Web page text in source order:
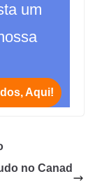
um
Aqui!
no Canad